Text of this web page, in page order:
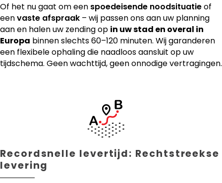
Of het nu gaat om een spoedeisende noodsituatieof
eenvaste afspraak – wij passen ons aan uw planning
aan en halen uw zending op in uw stad en overal in
Europa binnen slechts 60–120 minuten. Wij garanderen
een flexibele ophaling die naadloos aansluit op uw
tijdschema. Geen wachttijd, geen onnodige vertragingen.
Recordsnelle levertijd: Rechtstreekse
levering